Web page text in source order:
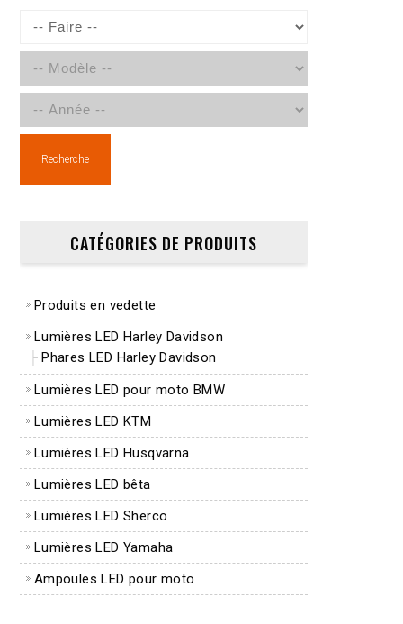
Recherche
CATÉGORIES DE PRODUITS
Produits en vedette
Lumières LED Harley Davidson
Phares LED Harley Davidson
Lumières LED pour moto BMW
Lumières LED KTM
Lumières LED Husqvarna
Lumières LED bêta
Lumières LED Sherco
Lumières LED Yamaha
Ampoules LED pour moto